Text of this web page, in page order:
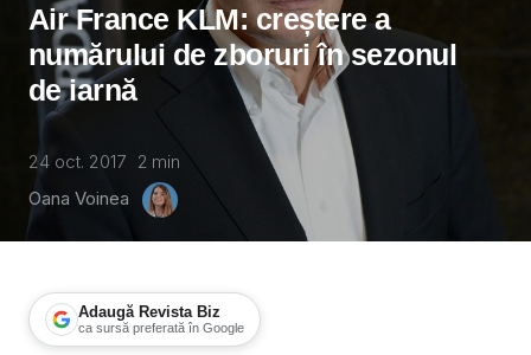
Air France KLM: creștere a
numărului de zboruri în sezonul
de iarnă
24 oct. 2017 2 min
Oana Voinea
Adaugă Revista Biz
ca sursă preferată în Google